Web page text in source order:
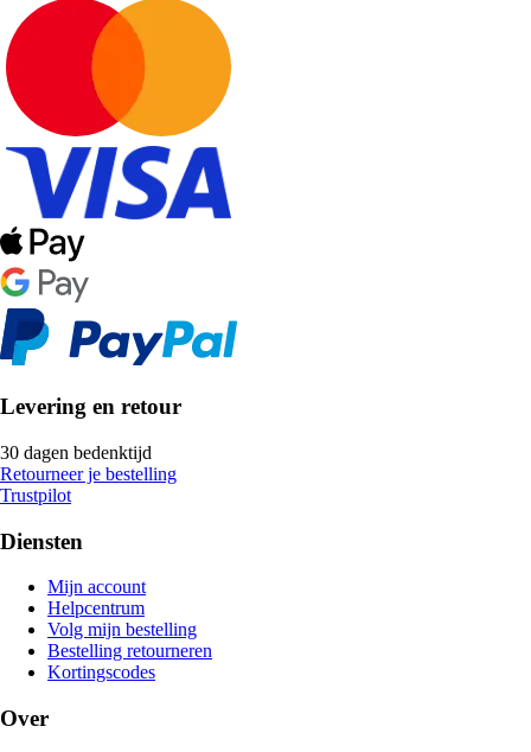
Levering en retour
30 dagen bedenktijd
Retourneer je bestelling
Trustpilot
Diensten
Mijn account
Helpcentrum
Volg mijn bestelling
Bestelling retourneren
Kortingscodes
Over